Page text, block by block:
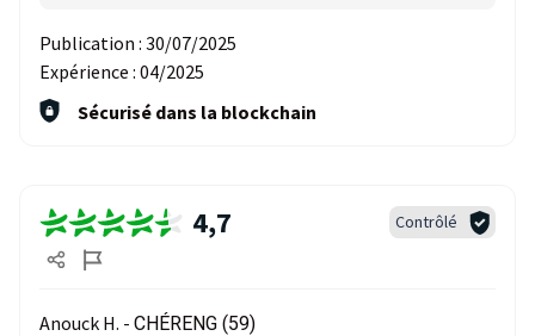
Publication : 30/07/2025
Expérience : 04/2025
Sécurisé dans la blockchain
4,7 Contrôlé
Anouck H. - CHÉRENG (59)